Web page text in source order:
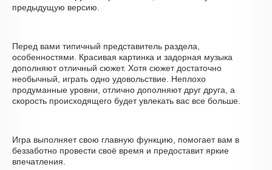
предыдущую версию.
Перед вами типичный представитель раздела,
особенностями. Красивая картинка и задорная музыка
дополняют отличный сюжет. Хотя сюжет достаточно
необычный, играть одно удовольствие. Неплохо
продуманные уровни, отлично дополняют друг друга, а
скорость происходящего будет увлекать вас все больше.
Игра выполняет свою главную функцию, помогает вам в
беззаботно провести своё время и предоставит яркие
впечатления.